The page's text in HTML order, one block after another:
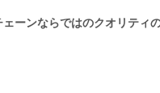
ーンならではのクオリティ